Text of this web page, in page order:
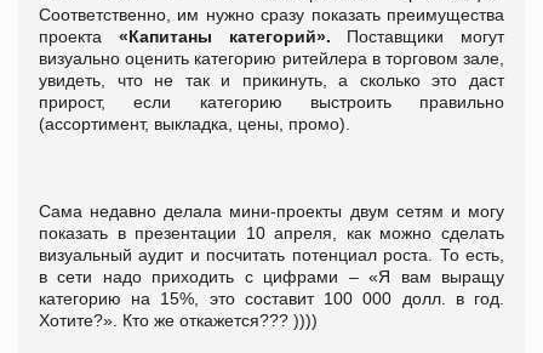
Соответственно, им нужно сразу показать преимущества
проекта «Капитаны категорий». Поставщики могут
визуально оценить категорию ритейлера в торговом зале,
увидеть, что не так и прикинуть, а сколько это даст
прирост, если категорию выстроить правильно
(ассортимент, выкладка, цены, промо).
Сама недавно делала мини-проекты двум сетям и могу
показать в презентации 10 апреля, как можно сделать
визуальный аудит и посчитать потенциал роста. То есть,
в сети надо приходить с цифрами – «Я вам выращу
категорию на 15%, это составит 100 000 долл. в год.
Хотите?». Кто же откажется??? ))))